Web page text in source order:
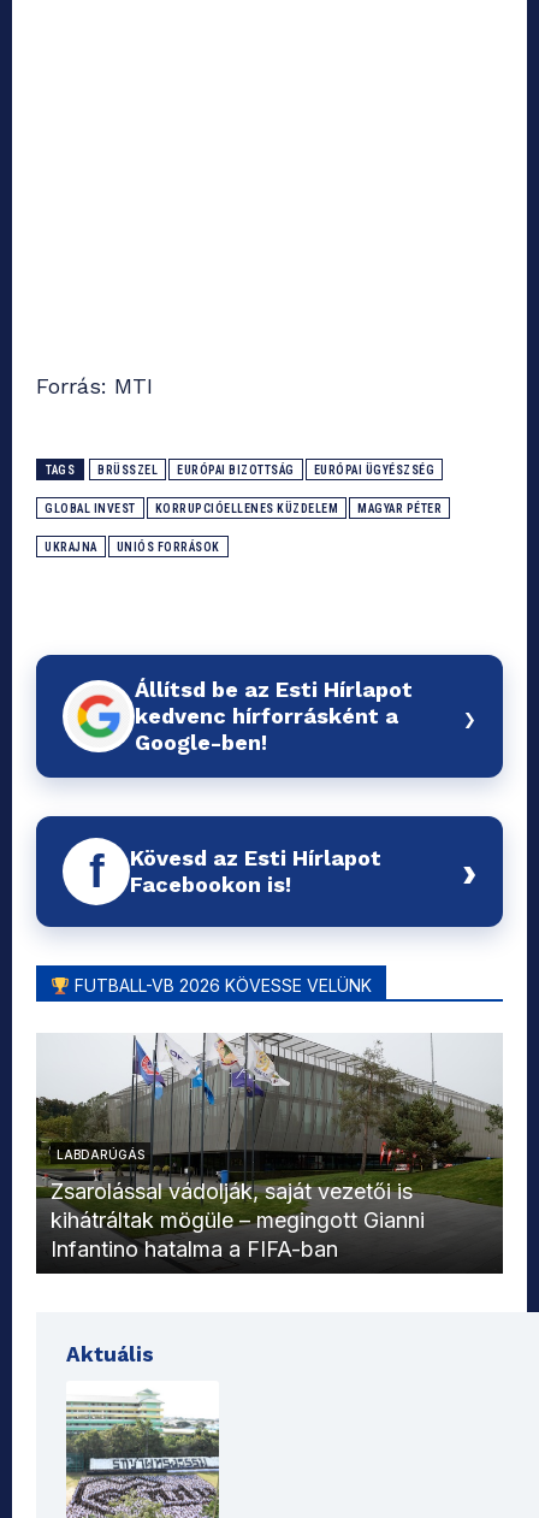
Forrás: MTI
TAGS BRÜSSZEL EURÓPAI BIZOTTSÁG EURÓPAI ÜGYÉSZSÉG
GLOBAL INVEST KORRUPCIÓELLENES KÜZDELEM MAGYAR PÉTER
UKRAJNA UNIÓS FORRÁSOK
Állítsd be az Esti Hírlapot
kedvenc hírforrásként a
Google-ben!
›
f
Kövesd az Esti Hírlapot
Facebookon is!
›
FUTBALL-VB 2026 KÖVESSE VELÜNK
LABDARÚGÁS
Zsarolással vádolják, saját vezetői is
kihátráltak mögüle – megingott Gianni
Infantino hatalma a FIFA-ban
Aktuális